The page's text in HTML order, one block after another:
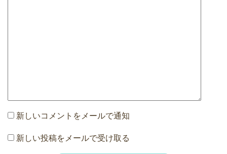
新しいコメントをメールで通知
新しい投稿をメールで受け取る